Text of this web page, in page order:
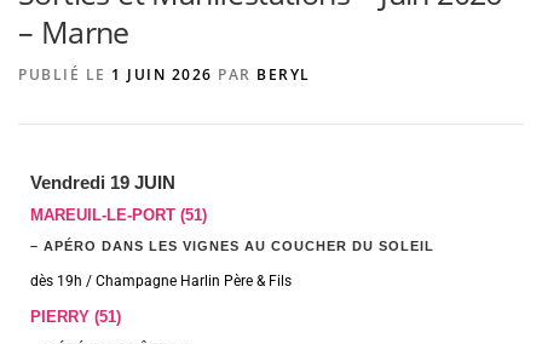
AGENCE DE PUBLICITÉ
– Marne
PUBLIÉ LE 1 JUIN 2026 PAR BERYL
Vendredi 19 JUIN
MAREUIL-LE-PORT (51)
– APÉRO DANS LES VIGNES AU COUCHER DU SOLEIL
dès 19h / Champagne Harlin Père & Fils
PIERRY (51)